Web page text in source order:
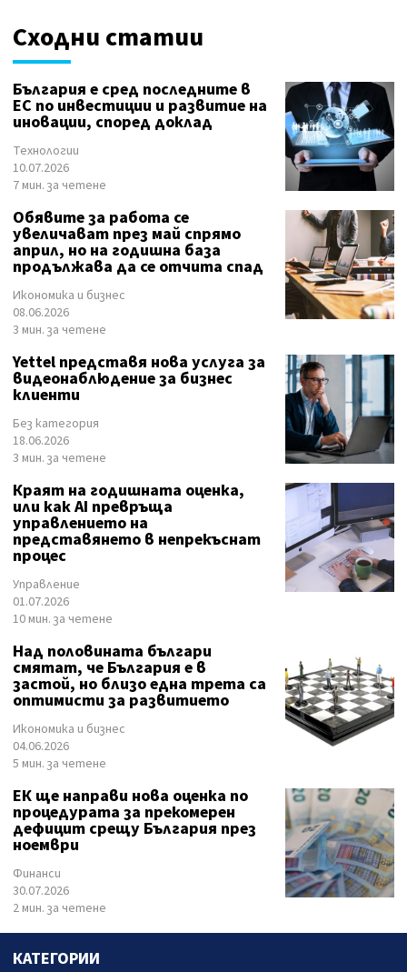
Сходни статии
България е сред последните в
ЕС по инвестиции и развитие на
иновации, според доклад
Технологии
10.07.2026
7 мин. за четене
Обявите за работа се
увеличават през май спрямо
април, но на годишна база
продължава да се отчита спад
Икономика и бизнес
08.06.2026
3 мин. за четене
Yettel представя нова услуга за
видеонаблюдение за бизнес
клиенти
Без категория
18.06.2026
3 мин. за четене
Краят на годишната оценка,
или как AI превръща
управлението на
представянето в непрекъснат
процес
Управление
01.07.2026
10 мин. за четене
Над половината българи
смятат, че България е в
застой, но близо една трета са
оптимисти за развитието
Икономика и бизнес
04.06.2026
5 мин. за четене
ЕК ще направи нова оценка по
процедурата за прекомерен
дефицит срещу България през
ноември
Финанси
30.07.2026
2 мин. за четене
КАТЕГОРИИ